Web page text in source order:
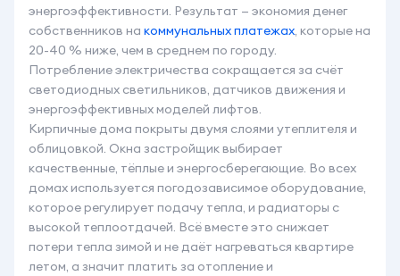
энергоэффективности. Результат — экономия денег
собственников на коммунальных платежах, которые на
20-40 % ниже, чем в среднем по городу.
Потребление электричества сокращается за счёт
светодиодных светильников, датчиков движения и
энергоэффективных моделей лифтов.
Кирпичные дома покрыты двумя слоями утеплителя и
облицовкой. Окна застройщик выбирает
качественные, тёплые и энергосберегающие. Во всех
домах используется погодозависимое оборудование,
которое регулирует подачу тепла, и радиаторы с
высокой теплоотдачей. Всё вместе это снижает
потери тепла зимой и не даёт нагреваться квартире
летом, а значит платить за отопление и